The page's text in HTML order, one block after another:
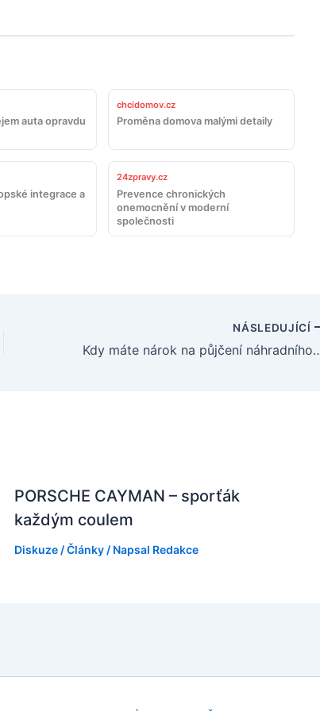
auta opravdu
chcidomov.cz
Proměna domova malými detaily
integrace a
24zpravy.cz
Prevence chronických
onemocnění v moderní
společnosti
NÁSLEDUJÍCÍ
Kdy máte nárok na
PORSCHE CAYMAN – sporťák
každým coulem
Diskuze /Články/ Napsal Redakce